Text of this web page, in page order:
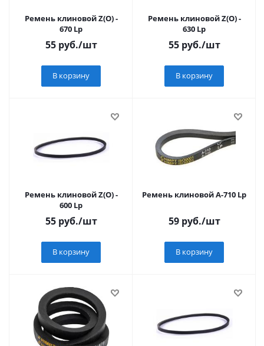
Ремень клиновой Z(О) -
670 Lp
55руб./шт
В корзину
Ремень клиновой Z(О) -
630 Lp
55руб./шт
В корзину
Ремень клиновой Z(О) -
600 Lp
55руб./шт
В корзину
Ремень клиновой А-710 Lp
59руб./шт
В корзину